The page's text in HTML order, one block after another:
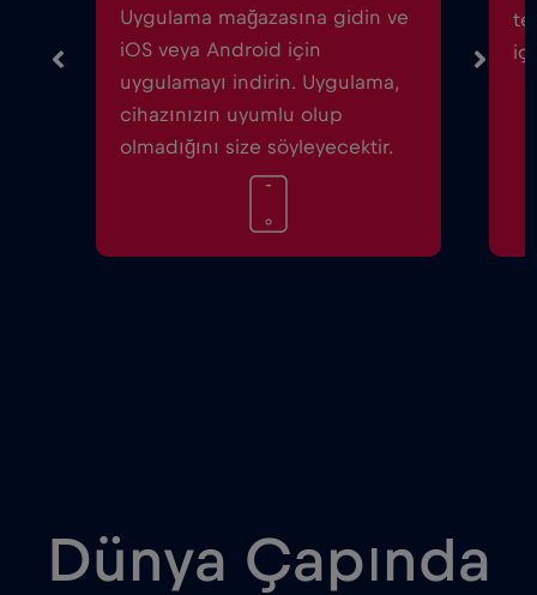
Uygulama mağazasına gidin ve
iOS veya Android için
uygulamayı indirin. Uygulama,
cihazınızın uyumlu olup
olmadığını size söyleyecektir.
Dünya Çapında